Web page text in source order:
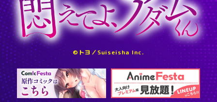
ト
ッ
プ
戻
る
©トヨ／Suiseisha Inc.